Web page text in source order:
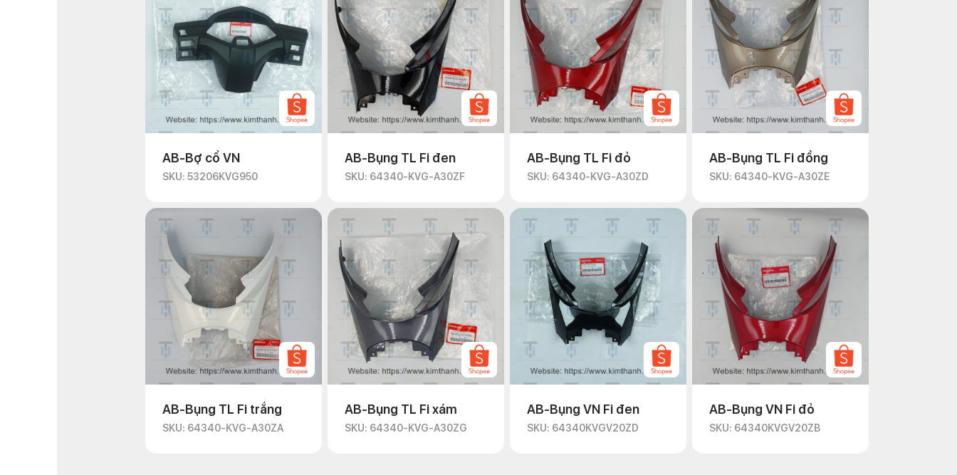
AB-Bợ cổ VN
SKU: 53206KVG950
AB-Bụng TL Fi đen
SKU: 64340-KVG-A30ZF
AB-Bụng TL Fi đỏ
SKU: 64340-KVG-A30ZD
AB-Bụng TL Fi đồng
SKU: 64340-KVG-A30ZE
AB-Bụng TL Fi trắng
SKU: 64340-KVG-A30ZA
AB-Bụng TL Fi xám
SKU: 64340-KVG-A30ZG
AB-Bụng VN Fi đen
SKU: 64340KVGV20ZD
AB-Bụng VN Fi đỏ
SKU: 64340KVGV20ZB